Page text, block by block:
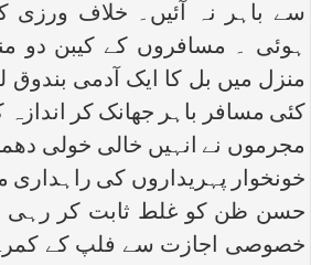
سے باہر نہ آئیں۔ خلاف
ہوئی ۔ مسافروں کے کیبن دو
منزل میں بل کا ایک آدمی بندوق
کئی مسافر باہر جھانک کر
مجرموں نے انہیں خالی خولی
خونخوار پہریداروں کی
حسن ظن کو غلط ثابت کر رہی
خصوصی اجازت سے فلپ کے کمرے